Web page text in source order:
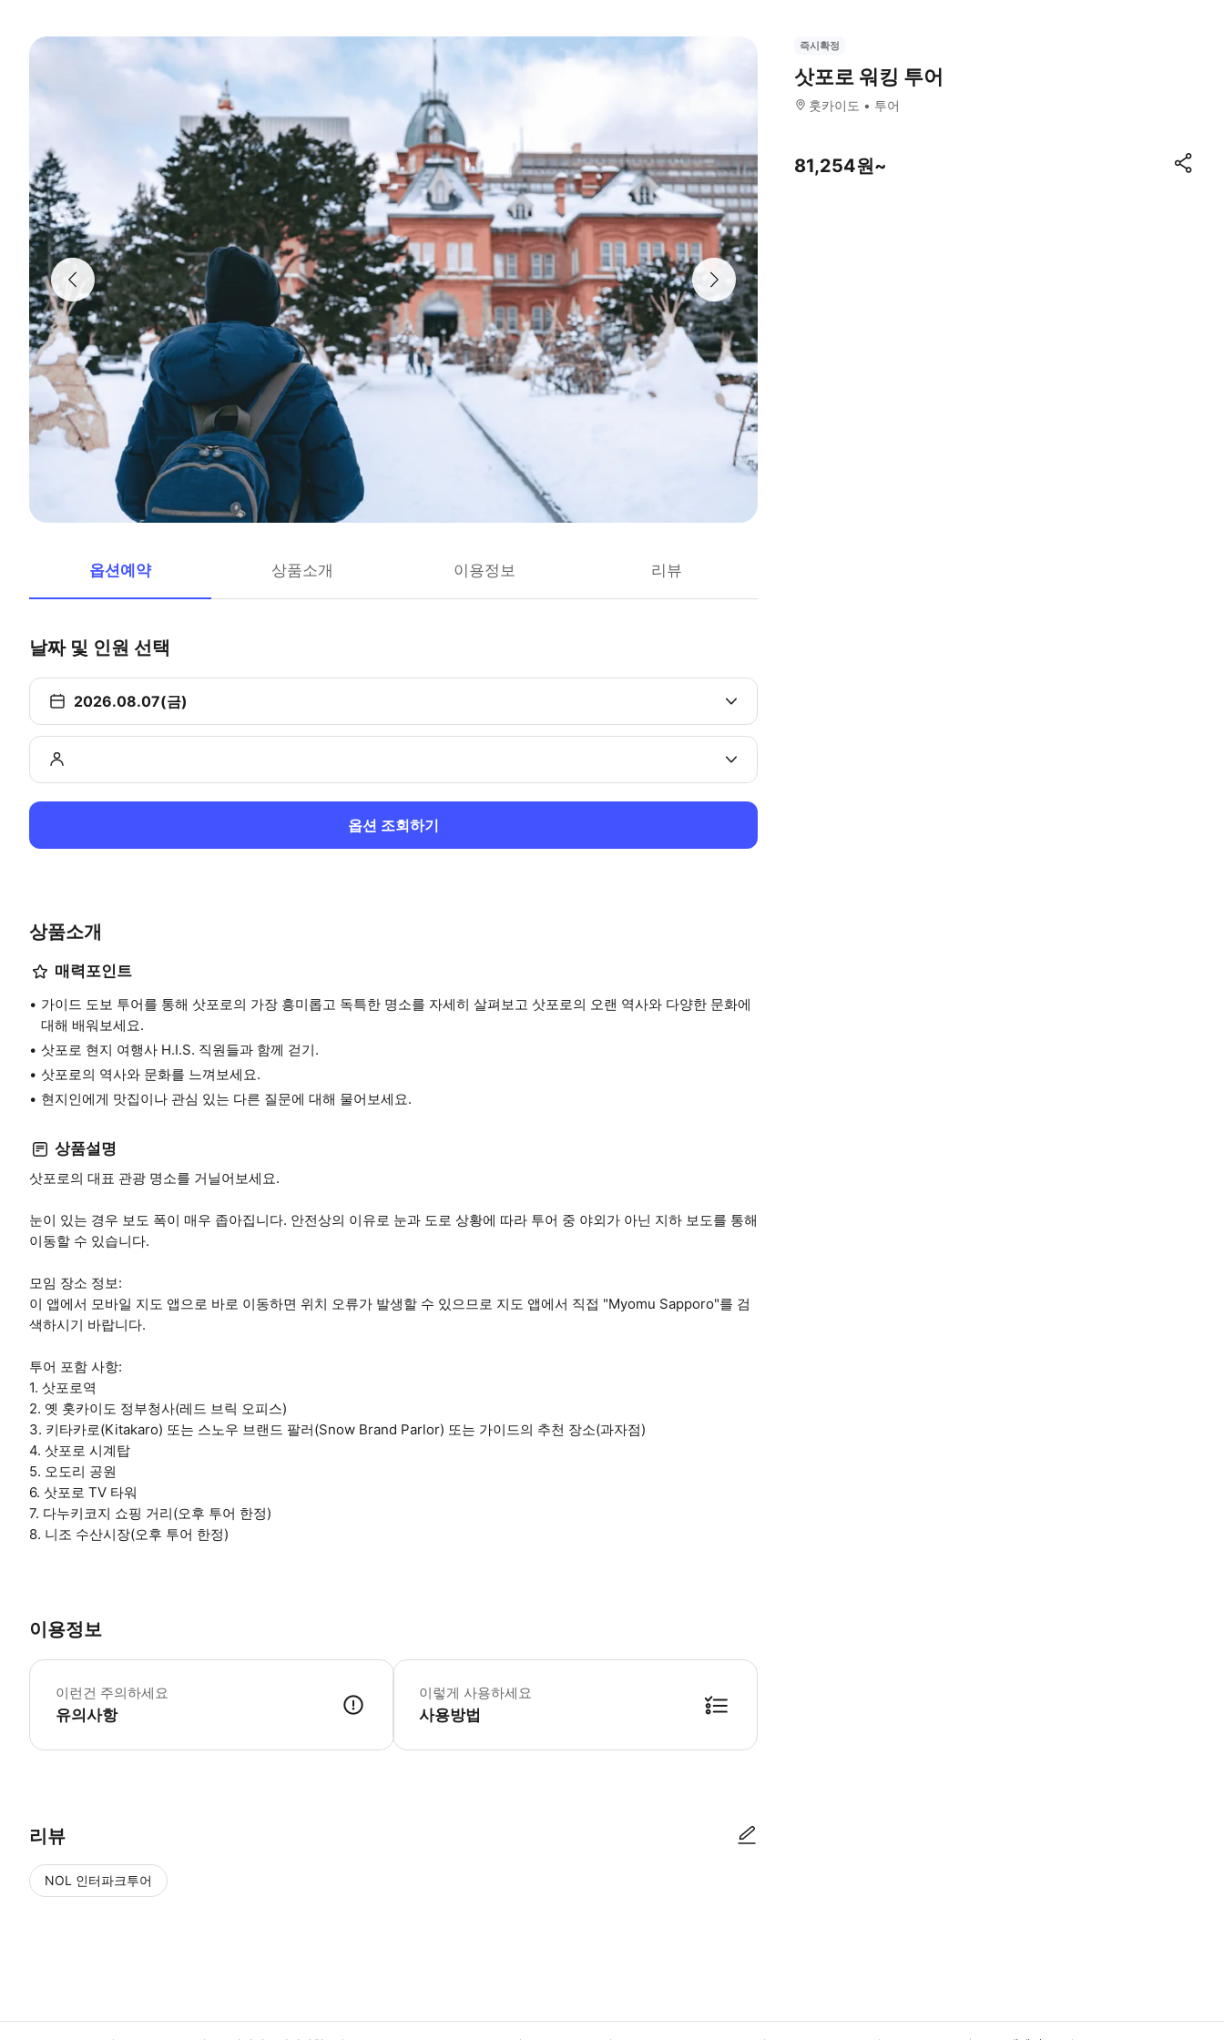
옵션예약 상품소개 이용정보 리뷰
날짜 및 인원 선택
2026.08.07(금)
옵션 조회하기
상품소개
매력포인트
가이드 도보 투어를 통해 삿포로의 가장 흥미롭고 독특한 명소를 자세히 살펴보고 삿포로의 오랜 역사와 다양한 문화에
대해 배워보세요.
삿포로 현지 여행사 H.I.S. 직원들과 함께 걷기.
삿포로의 역사와 문화를 느껴보세요.
현지인에게 맛집이나 관심 있는 다른 질문에 대해 물어보세요.
상품설명
삿포로의 대표 관광 명소를 거닐어보세요.
눈이 있는 경우 보도 폭이 매우 좁아집니다. 안전상의 이유로 눈과 도로 상황에 따라 투어 중 야외가 아닌 지하 보도를 통해
이동할 수 있습니다.
모임 장소 정보:
이 앱에서 모바일 지도 앱으로 바로 이동하면 위치 오류가 발생할 수 있으므로 지도 앱에서 직접 "Myomu Sapporo"를 검
색하시기 바랍니다.
투어 포함 사항:
1. 삿포로역
2. 옛 홋카이도 정부청사(레드 브릭 오피스)
3. 키타카로(Kitakaro) 또는 스노우 브랜드 팔러(Snow Brand Parlor) 또는 가이드의 추천 장소(과자점)
4. 삿포로 시계탑
5. 오도리 공원
6. 삿포로 TV 타워
7. 다누키코지 쇼핑 거리(오후 투어 한정)
8. 니조 수산시장(오후 투어 한정)
이용정보
이런건 주의하세요
유의사항
이 투어는 예정된 모든 날짜에 진행이 확정되었습니다. 단 한 분이라도 참석하실 수 있도록 보장됩니다. 집합 시간까지 나오지 않을 경우 연락을 드릴 수
이렇게 사용하세요
사용방법
리뷰
NOL 인터파크투어
즉시확정
삿포로 워킹 투어
훗카이도 투어
81,254원~